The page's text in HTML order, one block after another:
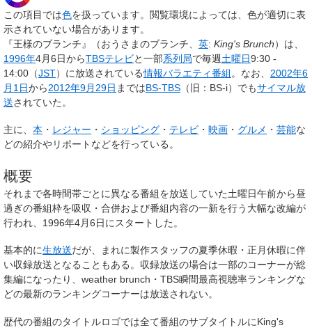
この項目では色を扱っています。閲覧環境によっては、色が適切に表
示されていない場合があります。
『王様のブランチ 』（おうさまのブランチ、 英: King's Brunch）は、
1996年4月6日からTBSテレビと一部系列局で毎週土曜日9:30 -
14:00（JST）に放送されている情報バラエティ番組 。なお、 2002年6
月1日から2012年9月29日 まではBS-TBS （旧：BS-i）でもサイマル放
送されていた。
主に、 本 ・ レジャー ・ ショッピング ・ テレビ ・ 映画 ・ グルメ ・ 芸能な
どの紹介やリポートなどを行っている。
概要
それまで各時間帯ごとに異なる番組を放送していた土曜日午前から昼
過ぎの番組枠を吸収・合併および番組内容の一新を行う大幅な改編が
行われ、1996年4月6日にスタートした。
基本的に生放送だが、まれに製作スタッフの夏季休暇・正月休暇に伴
い収録放送となることもある。収録放送の場合は一部のコーナーが総
集編になったり、weather brunch・TBS瞬間最高視聴率ランキングな
どの最新のランキングコーナーは放送されない。
歴代の番組のタイトルロゴでは全て番組のサブタイトルにKing's